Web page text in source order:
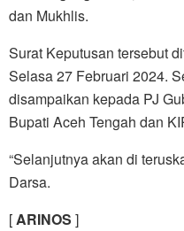
dan Mukhlis.
Surat Keputusan tersebut
Selasa 27 Februari 2024.
disampaikan kepada PJ
Bupati Aceh Tengah dan
“Selanjutnya akan di
Darsa.
[ARINOS ]